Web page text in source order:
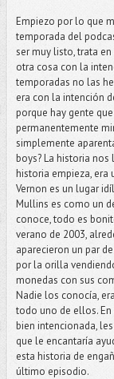
Empiezo por lo que
temporada del
ser muy listo, trata
otra cosa con la
temporadas no las
era con la intención
porque hay gente
permanentemente
simplemente
boys? La historia nos
historia empieza, era
Vernon es un lugar
Mullins es como un
conoce, todo es
verano de 2003,
aparecieron un par
por la orilla
monedas con sus
Nadie los conocía,
todo uno de ellos.
bien intencionada,
que le encantaría
esta historia de
último episodio.